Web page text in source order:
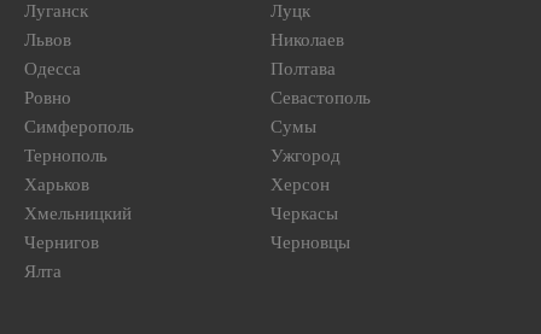
Луганск
Луцк
Львов
Николаев
Одесса
Полтава
Ровно
Севастополь
Симферополь
Сумы
Тернополь
Ужгород
Харьков
Херсон
Хмельницкий
Черкасы
Чернигов
Черновцы
Ялта